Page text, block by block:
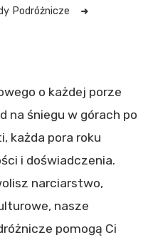
Podróżnicze
o każdej porze
na śniegu w górach po
każda pora roku
i doświadczenia.
narciarstwo,
nasze
pomogą Ci